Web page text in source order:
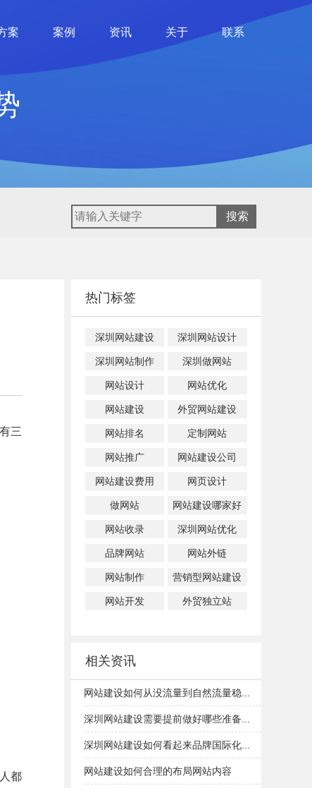
案 案例 资讯 关于 联系
三
都
热门标签
深圳网站建设 深圳网站设计
深圳网站制作 深圳做网站
网站设计 网站优化
网站建设 外贸网站建设
网站排名 定制网站
网站推广 网站建设公司
网站建设费用 网页设计
做网站 网站建设哪家好
网站收录 深圳网站优化
品牌网站 网站外链
网站制作 营销型网站建设
网站开发 外贸独立站
相关资讯
网站建设如何从没流量到自然流量稳...
深圳网站建设需要提前做好哪些准备...
深圳网站建设如何看起来品牌国际化...
网站建设如何合理的布局网站内容